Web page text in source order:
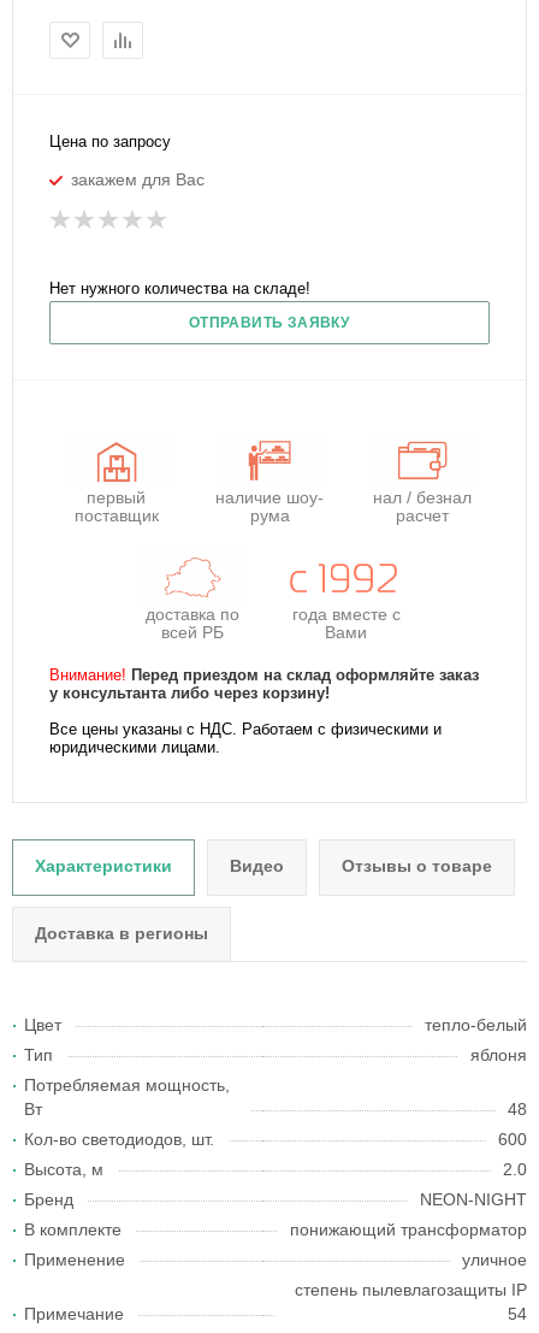
Цена по запросу
закажем для Вас
Нет нужного количества на складе!
ОТПРАВИТЬ ЗАЯВКУ
первый
поставщик
наличие шоу-
рума
нал / безнал
расчет
доставка по
всей РБ
года вместе с
Вами
Внимание! Перед приездом на склад оформляйте заказ
у консультанта либо через корзину!
Все цены указаны с НДС. Работаем с физическими и
юридическими лицами.
Характеристики Видео Отзывы о товаре
Доставка в регионы
Цвет
тепло-белый
Тип
яблоня
Потребляемая мощность,
Вт
48
Кол-во светодиодов, шт.
600
Высота, м
2.0
Бренд
NEON-NIGHT
В комплекте
понижающий трансформатор
Применение
уличное
Примечание
степень пылевлагозащиты IP
54